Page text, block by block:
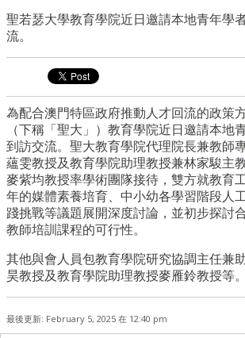
聖若瑟大學教育學院近日邀請本地青年學
流。
為配合澳門特區政府推動人才回流的政策
（下稱「聖大」）教育學院近日邀請本地
到訪交流。聖大教育學院代理院長兼教師
蘊雯教授及教育學院助理教授兼林家駿主
麥紫均教授率學術團隊接待，雙方就教育
年的媒體素養培育、中小幼各學習階段人
踐挑戰等議題展開深度討論，並初步探討
教師培訓課程的可行性。
其他與會人員包教育學院研究協調主任兼
昊教授及教育學院助理教授麥雁鈴教授等。
最後更新: February 5, 2025 在 12:40 pm